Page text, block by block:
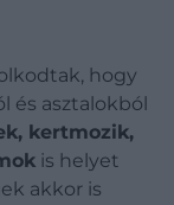
hogy
és asztalokból
kertmozik,
is helyet
akkor is